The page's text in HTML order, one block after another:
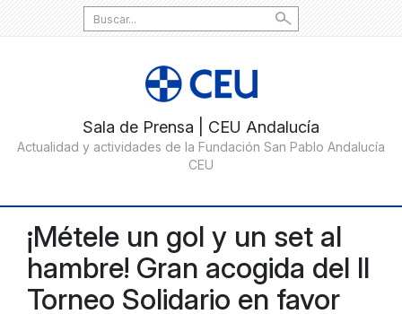
Search
for:
¡Métele un gol y un set al
hambre! Gran acogida del II
Torneo Solidario en favor